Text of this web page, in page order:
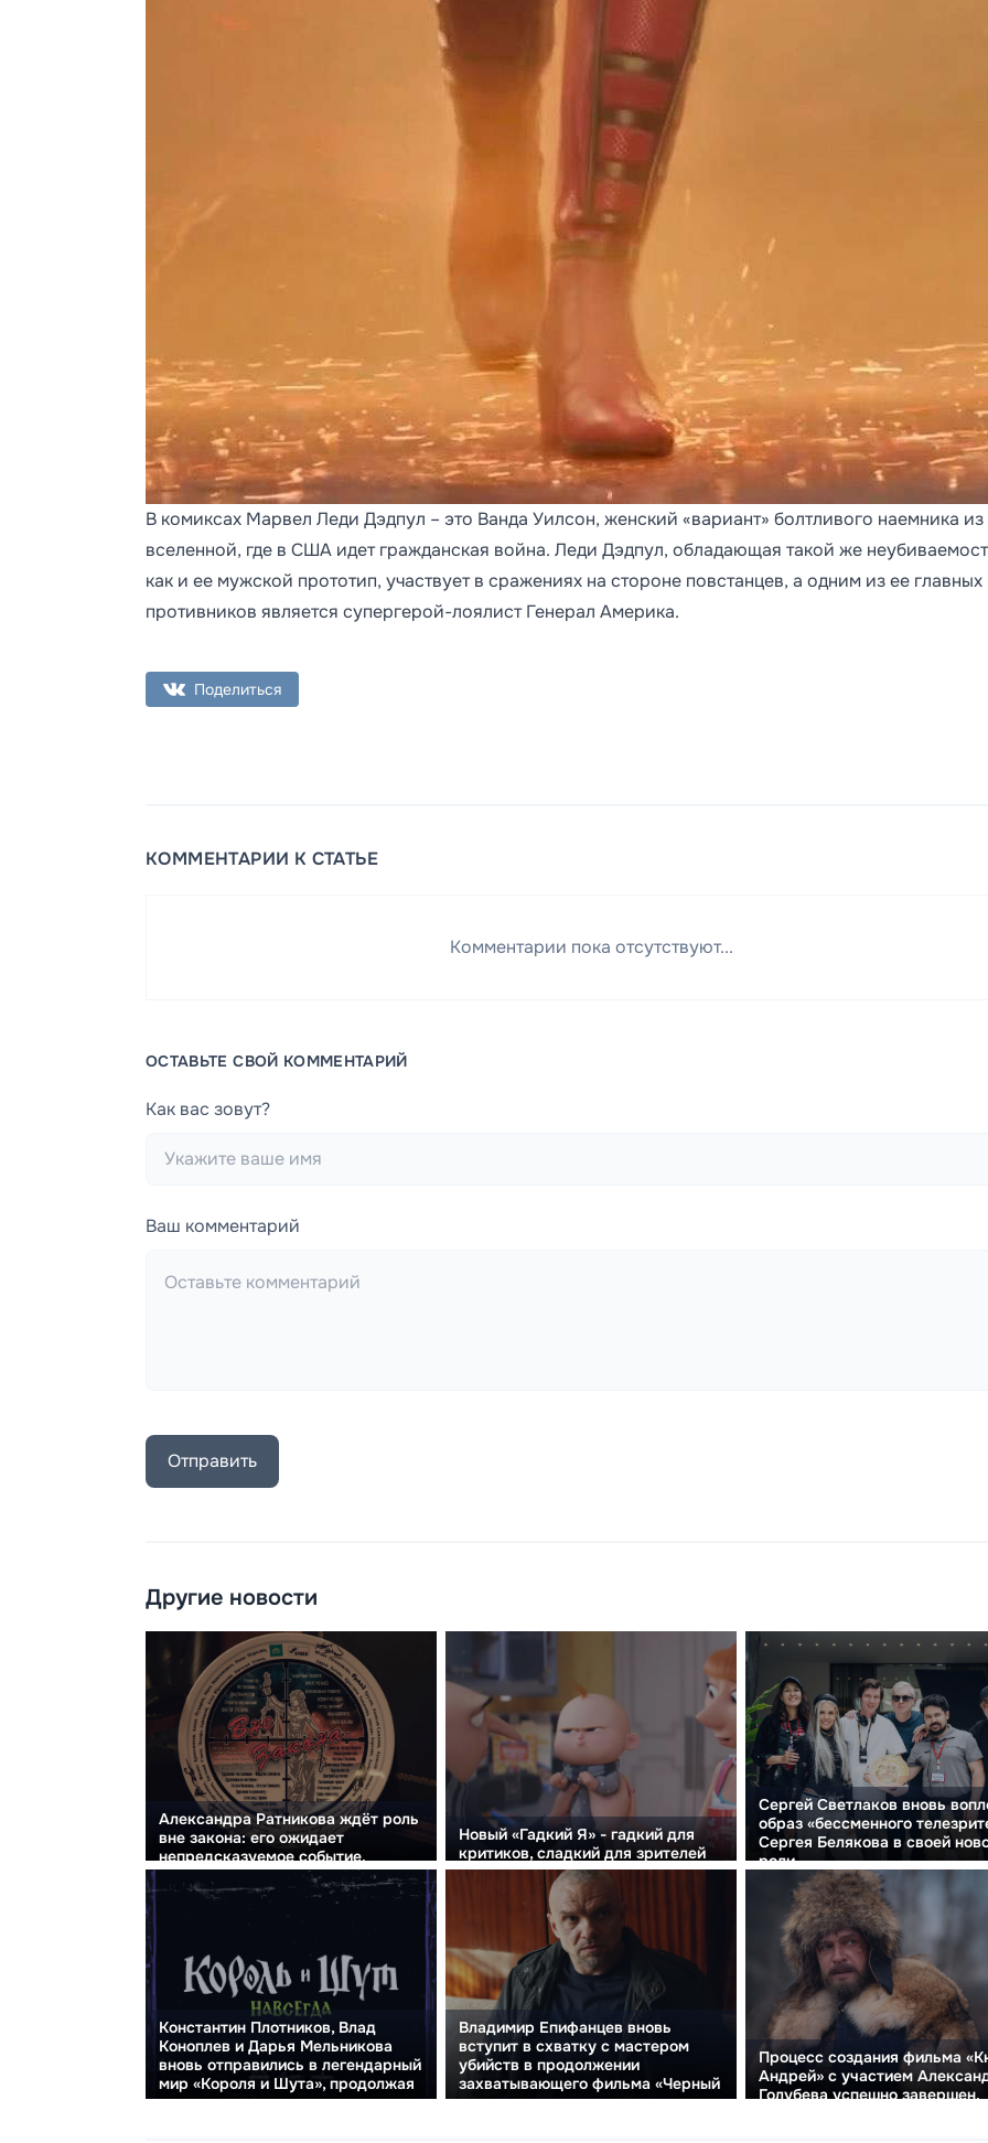
В комиксах Марвел Леди Дэдпул – это Ванда Уилсон, женский «вариант» болтливого наемника из
вселенной, где в США идет гражданская война. Леди Дэдпул, обладающая такой же
как и ее мужской прототип, участвует в сражениях на стороне повстанцев, а одним из ее главных
противников является супергерой-лоялист Генерал Америка.
Поделиться
КОММЕНТАРИИ К СТАТЬЕ
Комментарии пока отсутствуют...
ОСТАВЬТЕ СВОЙ КОММЕНТАРИЙ
Как вас зовут?
Ваш комментарий
Отправить
Другие новости
Александра Ратникова ждёт роль
вне закона: его ожидает
непредсказуемое событие.
Новый «Гадкий Я» - гадкий для
критиков, сладкий для зрителей
Сергей Светлаков вновь
образ «бессменного
Сергея Белякова в своей
роли.
Константин Плотников, Влад
Коноплев и Дарья Мельникова
вновь отправились в легендарный
мир «Короля и Шута», продолжая
свою приключенческую историю.
Владимир Епифанцев вновь
вступит в схватку с мастером
убийств в продолжении
захватывающего фильма «Черный
пес»
Процесс создания фильма
Андрей» с участием
Голубева успешно завершен.